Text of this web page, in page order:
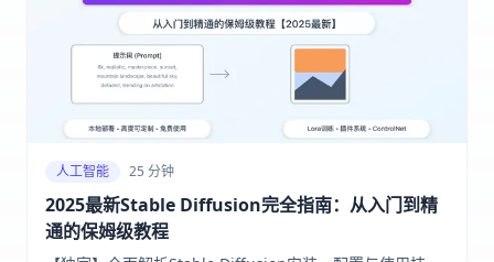
人工智能 25 分钟
2025最新Stable Diffusion完全指南：从入门到精
通的保姆级教程